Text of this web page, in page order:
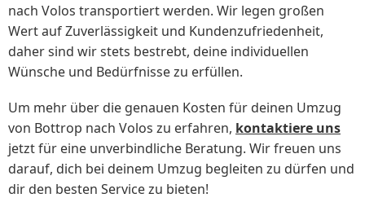
nach Volos transportiert werden. Wir legen großen
Wert auf Zuverlässigkeit und Kundenzufriedenheit,
daher sind wir stets bestrebt, deine individuellen
Wünsche und Bedürfnisse zu erfüllen.
Um mehr über die genauen Kosten für deinen Umzug
von Bottrop nach Volos zu erfahren, kontaktiere uns
jetzt für eine unverbindliche Beratung. Wir freuen uns
darauf, dich bei deinem Umzug begleiten zu dürfen und
dir den besten Service zu bieten!